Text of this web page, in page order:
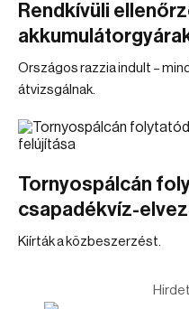
Rendkívüli
Országos razzia indult –
átvizsgálnak.
Tornyospálcán
csapadékvíz-
Kiírták a közbeszerzést.